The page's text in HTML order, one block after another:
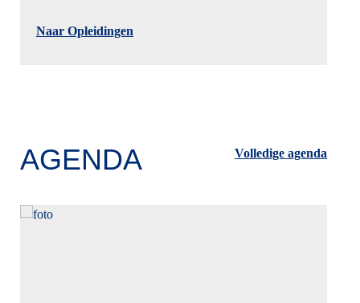
Naar Opleidingen
AGENDA Volledige agenda